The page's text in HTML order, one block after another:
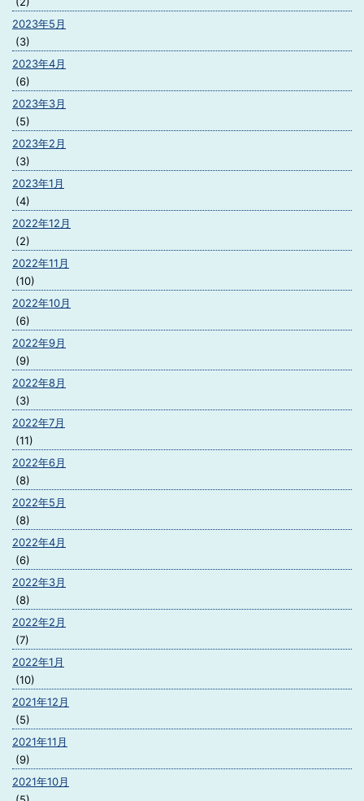
2023年5月
(3)
2023年4月
(6)
2023年3月
(5)
2023年2月
(3)
2023年1月
(4)
2022年12月
(2)
2022年11月
(10)
2022年10月
(6)
2022年9月
(9)
2022年8月
(3)
2022年7月
(11)
2022年6月
(8)
2022年5月
(8)
2022年4月
(6)
2022年3月
(8)
2022年2月
(7)
2022年1月
(10)
2021年12月
(5)
2021年11月
(9)
2021年10月